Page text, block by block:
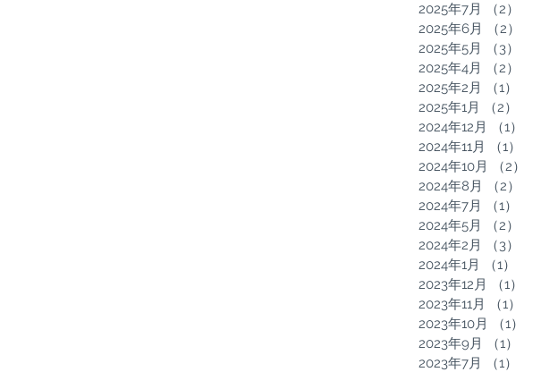
2025年7月
（2）
2025年6月
（2）
2025年5月
（3）
2025年4月
（2）
2025年2月
（1）
2025年1月
（2）
2024年12月
（1）
2024年11月
（1）
2024年10月
（2）
2024年8月
（2）
2024年7月
（1）
2024年5月
（2）
2024年2月
（3）
2024年1月
（1）
2023年12月
（1）
2023年11月
（1）
2023年10月
（1）
2023年9月
（1）
2023年7月
（1）